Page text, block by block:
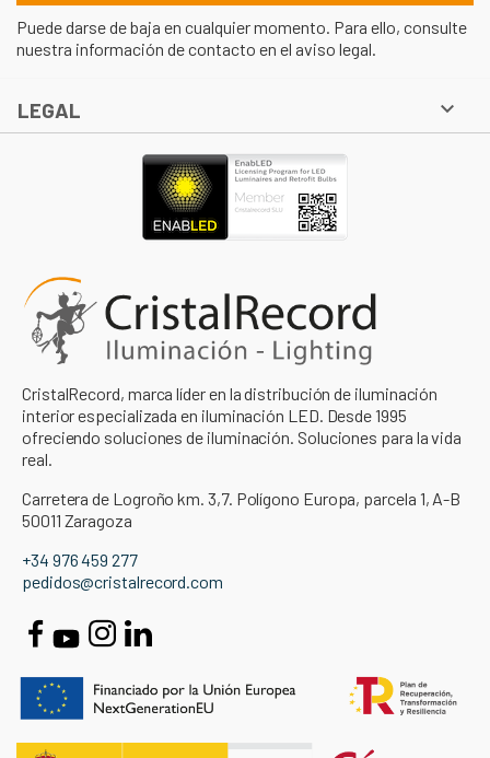
Puede darse de baja en cualquier momento. Para ello, consulte
nuestra información de contacto en el aviso legal.
LEGAL 
CristalRecord, marca líder en la distribución de iluminación
interior especializada en iluminación LED. Desde 1995
ofreciendo soluciones de iluminación. Soluciones para la vida
real.
Carretera de Logroño km. 3,7. Polígono Europa, parcela 1, A-B
50011 Zaragoza
+34 976 459 277
pedidos@cristalrecord.com